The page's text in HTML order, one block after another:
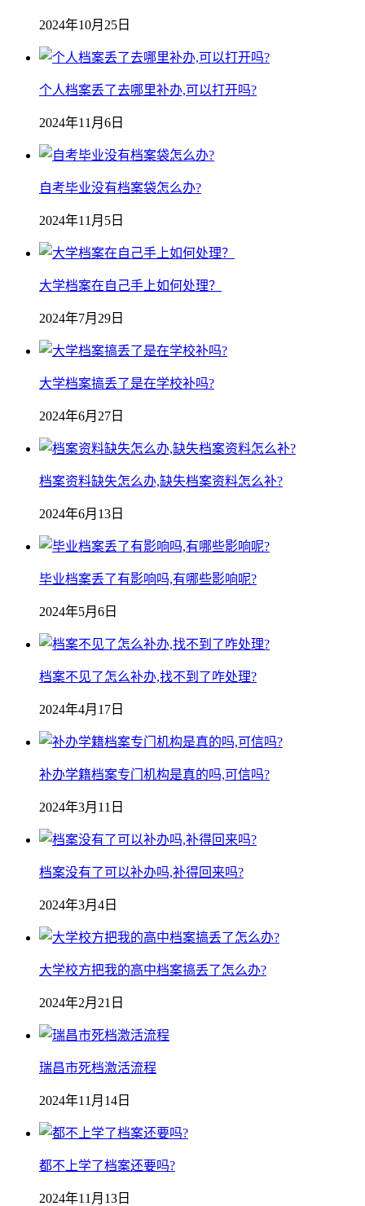
2024年10月25日
个人档案丢了去哪里补办,可以打开吗?
2024年11月6日
自考毕业没有档案袋怎么办?
2024年11月5日
大学档案在自己手上如何处理？
2024年7月29日
大学档案搞丢了是在学校补吗?
2024年6月27日
档案资料缺失怎么办,缺失档案资料怎么补?
2024年6月13日
毕业档案丢了有影响吗,有哪些影响呢?
2024年5月6日
档案不见了怎么补办,找不到了咋处理?
2024年4月17日
补办学籍档案专门机构是真的吗,可信吗?
2024年3月11日
档案没有了可以补办吗,补得回来吗?
2024年3月4日
大学校方把我的高中档案搞丢了怎么办?
2024年2月21日
瑞昌市死档激活流程
2024年11月14日
都不上学了档案还要吗?
2024年11月13日